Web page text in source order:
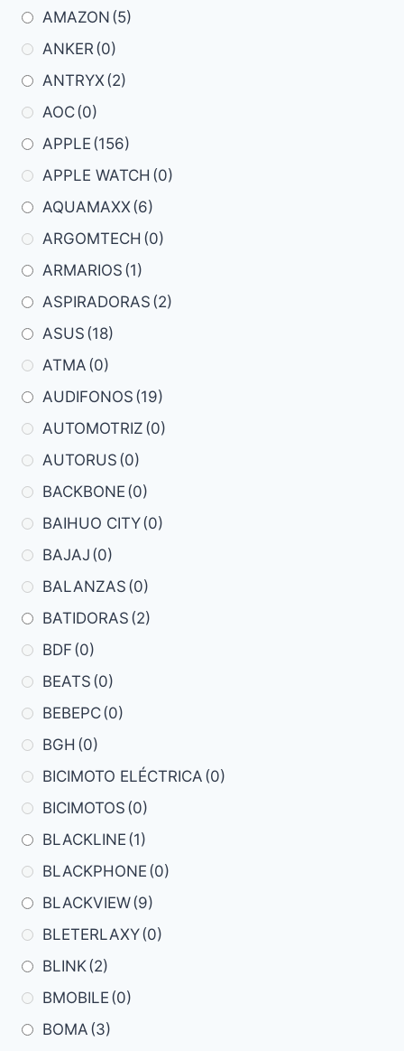
AMAZON (5)
ANKER(0)
ANTRYX(2)
AOC(0)
APPLE (156)
APPLE WATCH (0)
AQUAMAXX(6)
ARGOMTECH (0)
ARMARIOS (1)
ASPIRADORAS (2)
ASUS (18)
ATMA (0)
AUDIFONOS (19)
AUTOMOTRIZ (0)
AUTORUS (0)
BACKBONE (0)
BAIHUO CITY(0)
BAJAJ (0)
BALANZAS (0)
BATIDORAS (2)
BDF (0)
BEATS (0)
BEBEPC(0)
BGH (0)
BICIMOTO ELÉCTRICA (0)
BICIMOTOS (0)
BLACKLINE (1)
BLACKPHONE (0)
BLACKVIEW(9)
BLETERLAXY(0)
BLINK(2)
BMOBILE (0)
BOMA (3)